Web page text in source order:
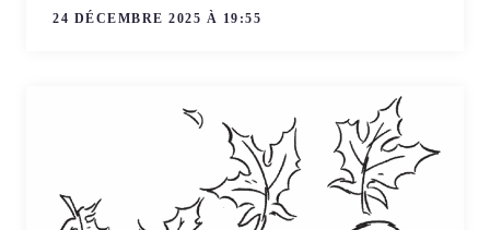
24 DÉCEMBRE 2025 À 19:55